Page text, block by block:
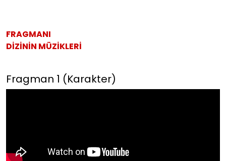
FRAGMANI
DİZİNİN MÜZİKLERİ
Fragman 1 (Karakter)